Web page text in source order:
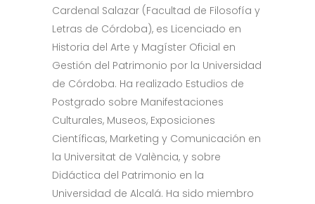
Cardenal Salazar (Facultad de Filosofía y
Letras de Córdoba), es Licenciado en
Historia del Arte y Magíster Oficial en
Gestión del Patrimonio por la Universidad
de Córdoba. Ha realizado Estudios de
Postgrado sobre Manifestaciones
Culturales, Museos, Exposiciones
Científicas, Marketing y Comunicación en
la Universitat de València, y sobre
Didáctica del Patrimonio en la
Universidad de Alcalá. Ha sido miembro